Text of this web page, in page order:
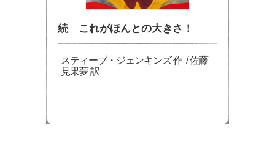
続 これがほんとの大きさ！
スティーブ・ジェンキンズ 作 / 佐藤
見果夢 訳